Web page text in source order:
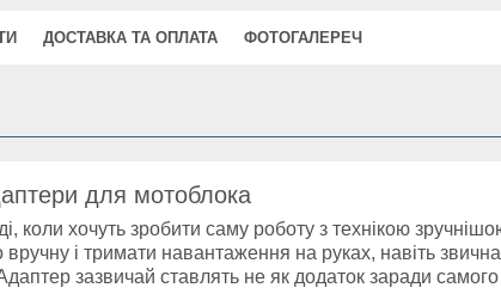
ДОСТАВКА ТА ОПЛАТА ФОТОГАЛЕРЕЧ
для мотоблока
коли хочуть зробити саму роботу з технікою
і тримати навантаження на руках, навіть
зазвичай ставлять не як додаток заради самого